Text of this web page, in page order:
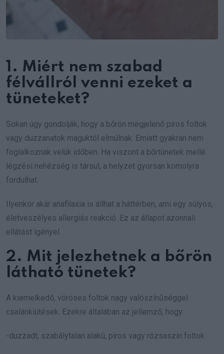
1. Miért nem szabad
félvállról venni ezeket a
tüneteket?
Sokan úgy gondolják, hogy a bőrön megjelenő piros foltok
vagy duzzanatok maguktól elmúlnak. Emiatt gyakran nem
foglalkoznak velük időben. Ha viszont a bőrtünetek mellé
légzési nehézség is társul, a helyzet gyorsan komolyra
fordulhat.
Ilyenkor akár anafilaxia is állhat a háttérben, ami egy súlyos,
életveszélyes allergiás reakció. Ez az állapot azonnali
ellátást igényel.
2. Mit jelezhetnek a bőrön
látható tünetek?
A kiemelkedő, vöröses foltok nagy valószínűséggel
csalánkiütések. Ezekre általában az jellemző, hogy:
-duzzadt, szabálytalan alakú, piros vagy rózsaszín foltok